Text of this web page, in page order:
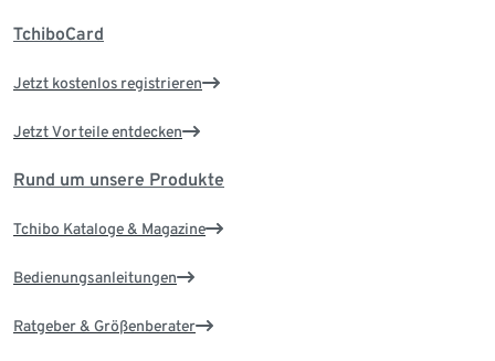
TchiboCard
Jetzt kostenlos registrieren
Jetzt Vorteile entdecken
Rund um unsere Produkte
Tchibo Kataloge & Magazine
Bedienungsanleitungen
Ratgeber & Größenberater